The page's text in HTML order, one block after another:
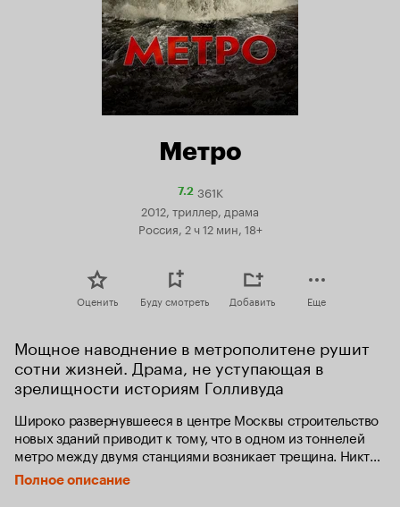
Метро
7.2Рейтинг
361K
2012, триллер, драма
Россия, 2 ч 12 мин, 18+
Оценить Буду смотреть Добавить Еще
Мощное наводнение в метрополитене рушит
сотни жизней. Драма, не уступающая в
зрелищности историям Голливуда
Широко развернувшееся в центре Москвы строительство
новых зданий приводит к тому, что в одном из тоннелей
метро между двумя станциями возникает трещина. Никто
себе и представить не мог, что в результате нарушения
герметичности перекрытия в тоннель хлынет вода из
Полное описание